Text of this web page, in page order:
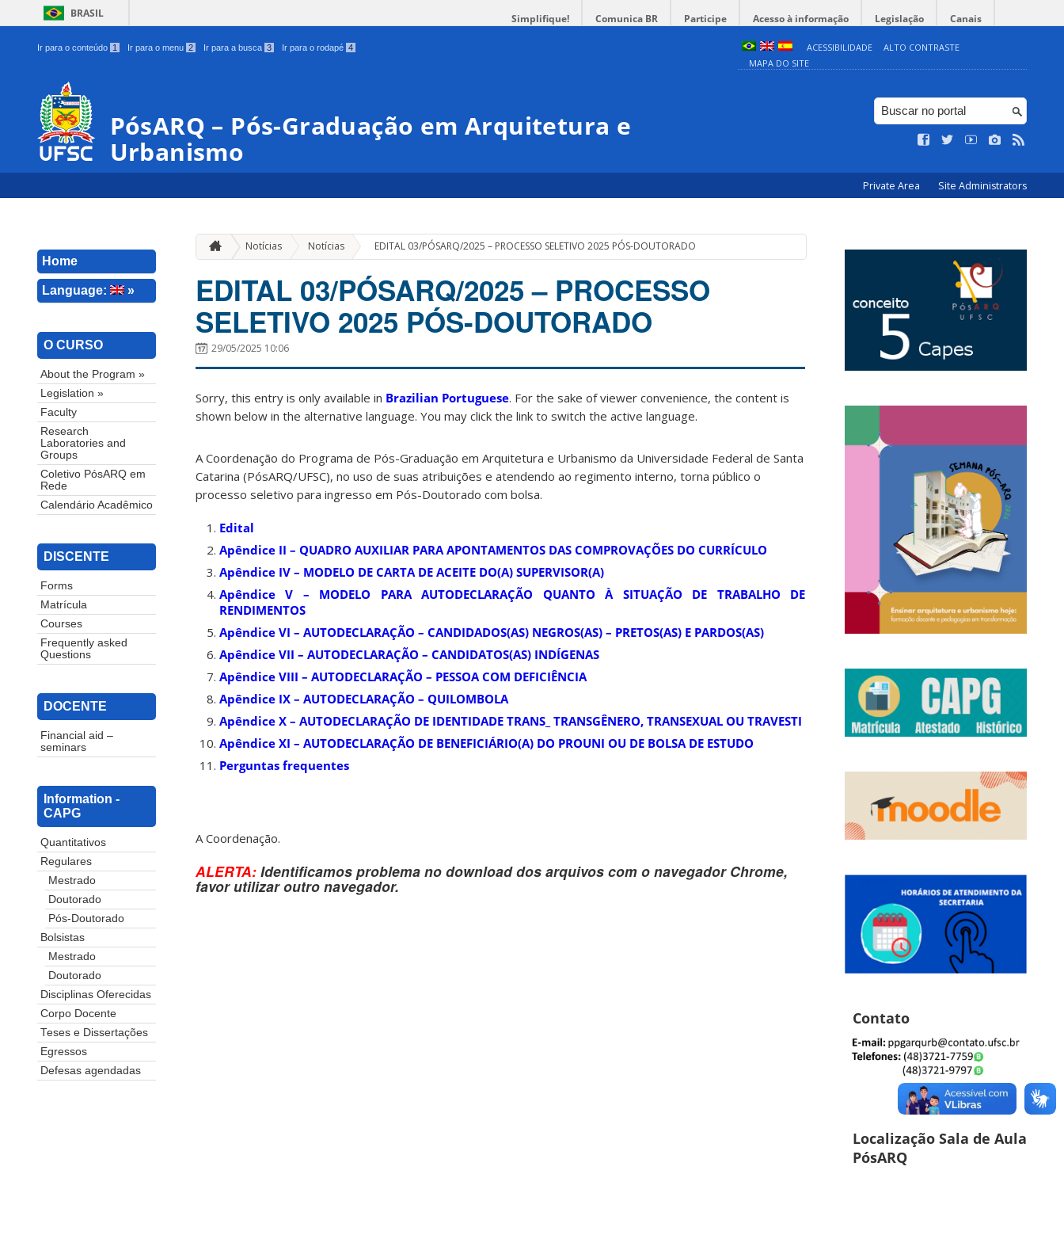
BRASIL Simplifique! Comunica BR Participe Acesso à informação Legislação Canais
Ir para o conteúdo 1 Ir para o menu 2 Ir para a busca 3 Ir para o rodapé 4 ACESSIBILIDADE
ALTO CONTRASTE
MAPA DO SITE
PósARQ – Pós-Graduação em Arquitetura e
Urbanismo
Private Area Site Administrators
Home
Language: »
O CURSO
About the Program »
Legislation »
Faculty
Research
Laboratories and
Groups
Coletivo PósARQ em
Rede
Calendário Acadêmico
DISCENTE
Forms
Matrícula
Courses
Frequently asked
Questions
DOCENTE
Financial aid –
seminars
Information -
CAPG
Quantitativos
Regulares
Mestrado
Doutorado
Pós-Doutorado
Bolsistas
Mestrado
Doutorado
Disciplinas Oferecidas
Corpo Docente
Teses e Dissertações
Egressos
Defesas agendadas
Notícias Notícias » EDITAL 03/PÓSARQ/2025 – PROCESSO SELETIVO 2025 PÓS-DOUTORADO
EDITAL 03/PÓSARQ/2025 – PROCESSO
SELETIVO 2025 PÓS-DOUTORADO
29/05/2025 10:06
Sorry, this entry is only available in Brazilian Portuguese. For the sake of viewer convenience, the content is
shown below in the alternative language. You may click the link to switch the active language.
A Coordenação do Programa de Pós-Graduação em Arquitetura e Urbanismo da Universidade Federal de Santa
Catarina (PósARQ/UFSC), no uso de suas atribuições e atendendo ao regimento interno, torna público o
processo seletivo para ingresso em Pós-Doutorado com bolsa.
Edital
Apêndice II – QUADRO AUXILIAR PARA APONTAMENTOS DAS COMPROVAÇÕES DO CURRÍCULO
Apêndice IV – MODELO DE CARTA DE ACEITE DO(A) SUPERVISOR(A)
Apêndice V – MODELO PARA AUTODECLARAÇÃO QUANTO À SITUAÇÃO DE TRABALHO DE
RENDIMENTOS
Apêndice VI – AUTODECLARAÇÃO – CANDIDADOS(AS) NEGROS(AS) – PRETOS(AS) E PARDOS(AS)
Apêndice VII – AUTODECLARAÇÃO – CANDIDATOS(AS) INDÍGENAS
Apêndice VIII – AUTODECLARAÇÃO – PESSOA COM DEFICIÊNCIA
Apêndice IX – AUTODECLARAÇÃO – QUILOMBOLA
Apêndice X – AUTODECLARAÇÃO DE IDENTIDADE TRANS_ TRANSGÊNERO, TRANSEXUAL OU TRAVESTI
Apêndice XI – AUTODECLARAÇÃO DE BENEFICIÁRIO(A) DO PROUNI OU DE BOLSA DE ESTUDO
Perguntas frequentes
A Coordenação.
ALERTA: Identificamos problema no download dos arquivos com o navegador Chrome,
favor utilizar outro navegador.
Contato
Localização Sala de Aula
PósARQ